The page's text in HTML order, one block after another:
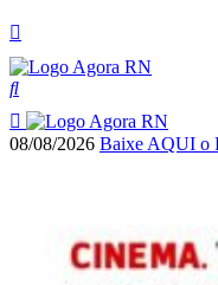
08/08/2026 Baixe AQUI o